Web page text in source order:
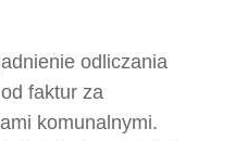
odliczania
faktur za
komunalnymi.